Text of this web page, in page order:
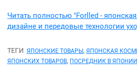
Читать полностью "Forlled -
дизайне и передовые технологии
ТЕГИ ЯПОНСКИЕ ТОВАРЫ, ЯПОНСКАЯ
ЯПОНСКИХ ТОВАРОВ, ПОСРЕДНИК В ЯПОНИИ